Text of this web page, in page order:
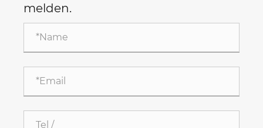
melden.